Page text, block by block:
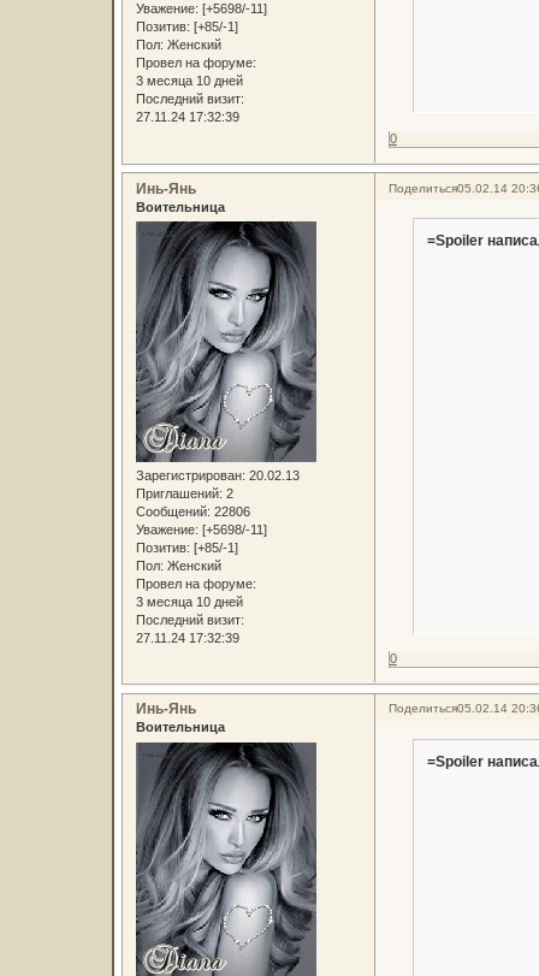
Уважение: [+5698/-11]
Позитив: [+85/-1]
Пол: Женский
Провел на форуме:
3 месяца 10 дней
Последний визит:
27.11.24 17:32:39
0
Поделиться05.02.14
Инь-Янь
Воительница
Зарегистрирован: 20.02.13
Приглашений: 2
Сообщений: 22806
Уважение: [+5698/-11]
Позитив: [+85/-1]
Пол: Женский
Провел на форуме:
3 месяца 10 дней
Последний визит:
27.11.24 17:32:39
=Spoiler
0
Поделиться05.02.14
Инь-Янь
Воительница
=Spoiler